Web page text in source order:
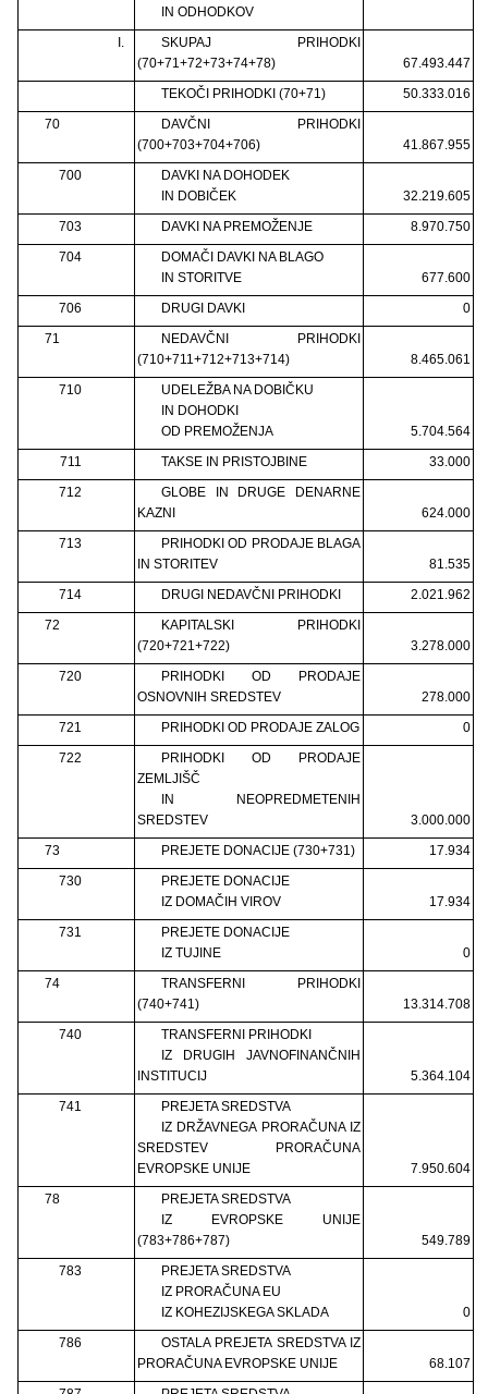
IN ODHODKOV
I.
SKUPAJ PRIHODKI
(70+71+72+73+74+78)
67.493.447
TEKOČI PRIHODKI (70+71)
50.333.016
70
DAVČNI PRIHODKI
(700+703+704+706)
41.867.955
700
DAVKI NA DOHODEK
IN DOBIČEK
32.219.605
703
DAVKI NA PREMOŽENJE
8.970.750
704
DOMAČI DAVKI NA BLAGO
IN STORITVE
677.600
706
DRUGI DAVKI
0
71
NEDAVČNI PRIHODKI
(710+711+712+713+714)
8.465.061
710
UDELEŽBA NA DOBIČKU
IN DOHODKI
OD PREMOŽENJA
5.704.564
711
TAKSE IN PRISTOJBINE
33.000
712
GLOBE IN DRUGE DENARNE
KAZNI
624.000
713
PRIHODKI OD PRODAJE BLAGA
IN STORITEV
81.535
714
DRUGI NEDAVČNI PRIHODKI
2.021.962
72
KAPITALSKI PRIHODKI
(720+721+722)
3.278.000
720
PRIHODKI OD PRODAJE
OSNOVNIH SREDSTEV
278.000
721
PRIHODKI OD PRODAJE ZALOG
0
722
PRIHODKI OD PRODAJE
ZEMLJIŠČ
IN NEOPREDMETENIH
SREDSTEV
3.000.000
73
PREJETE DONACIJE (730+731)
17.934
730
PREJETE DONACIJE
IZ DOMAČIH VIROV
17.934
731
PREJETE DONACIJE
IZ TUJINE
0
74
TRANSFERNI PRIHODKI
(740+741)
13.314.708
740
TRANSFERNI PRIHODKI
IZ DRUGIH JAVNOFINANČNIH
INSTITUCIJ
5.364.104
741
PREJETA SREDSTVA
IZ DRŽAVNEGA PRORAČUNA IZ
SREDSTEV PRORAČUNA
EVROPSKE UNIJE
7.950.604
78
PREJETA SREDSTVA
IZ EVROPSKE UNIJE
(783+786+787)
549.789
783
PREJETA SREDSTVA
IZ PRORAČUNA EU
IZ KOHEZIJSKEGA SKLADA
0
786
OSTALA PREJETA SREDSTVA IZ
PRORAČUNA EVROPSKE UNIJE
68.107